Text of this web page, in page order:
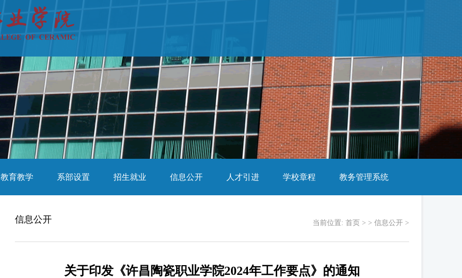
教育教学 系部设置 招生就业 信息公开 人才引进 学校章程 教务管理系统
信息公开 当前位置: 首页 > > 信息公开>
关于印发《许昌陶瓷职业学院2024年工作要点》的通知